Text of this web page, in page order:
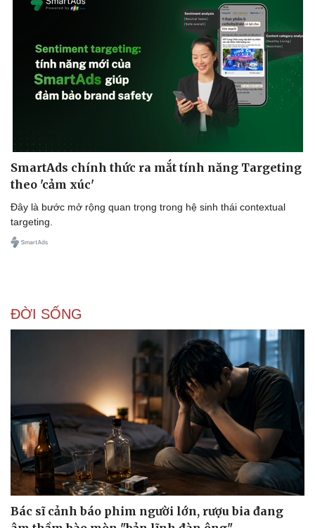
Sản phụ khoa
Nhi khoa
SmartAds chính thức ra mắt tính năng Targeting
theo 'cảm xúc'
Đây là bước mở rộng quan trọng trong hệ sinh thái contextual
targeting.
ĐỜI SỐNG
Bác sĩ cảnh báo phim người lớn, rượu bia đang